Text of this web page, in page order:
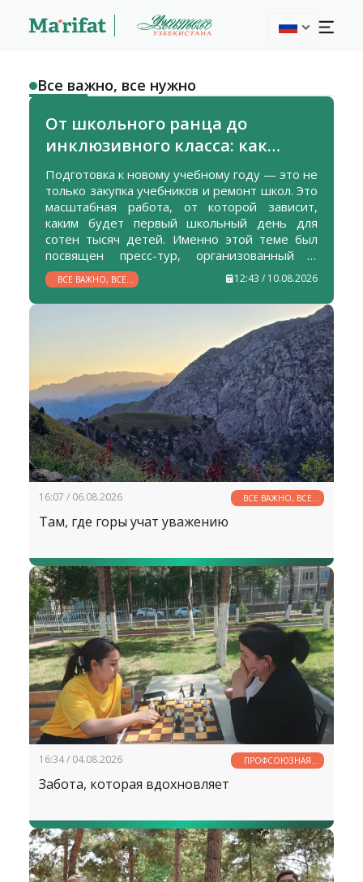
Все важно, все нужно
От школьного ранца до
инклюзивного класса: как
Узбекистан готовится к новому
учебному году
Подготовка к новому учебному году — это не
только закупка учебников и ремонт школ. Это
масштабная работа, от которой зависит,
каким будет первый школьный день для
сотен тысяч детей. Именно этой теме был
посвящен пресс-тур, организованный 5
августа Министерством дошкольного и
школьного образования. Журналистам
показали, как формируются и отправляются в
регионы «Президентские подарки»,
рассказали о готовности школ к приему
учеников и познакомили с опытом развития
инклюзивного образования.
ВСЕ ВАЖНО, ВСЕ
НУЖНО
12:43 / 10.08.2026
16:07 / 06.08.2026
ВСЕ ВАЖНО, ВСЕ
НУЖНО
Там, где горы учат уважению
16:34 / 04.08.2026
ПРОФСОЮЗНАЯ
ЖИЗНЬ
Забота, которая вдохновляет